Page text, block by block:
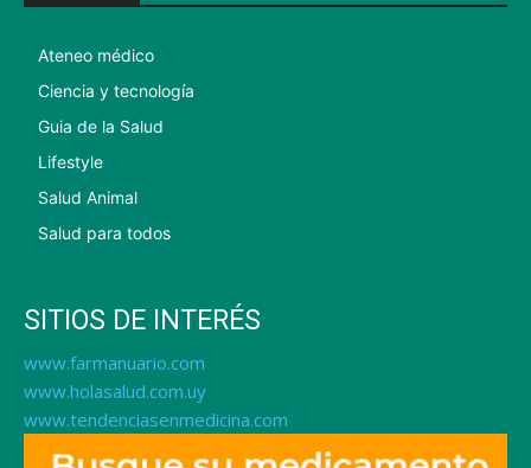
Ateneo médico
Ciencia y tecnología
Guia de la Salud
Lifestyle
Salud Animal
Salud para todos
SITIOS DE INTERÉS
www.farmanuario.com
www.holasalud.com.uy
www.tendenciasenmedicina.com